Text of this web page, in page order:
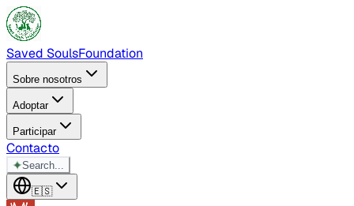
Saved SoulsFoundation
Sobre nosotros
Adoptar
Participar
Contacto
✦Search...
🇪🇸